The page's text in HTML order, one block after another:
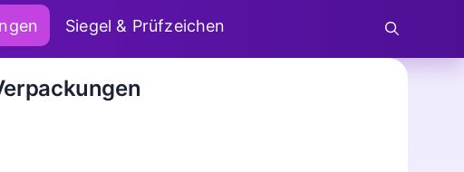
Siegel & Prüfzeichen